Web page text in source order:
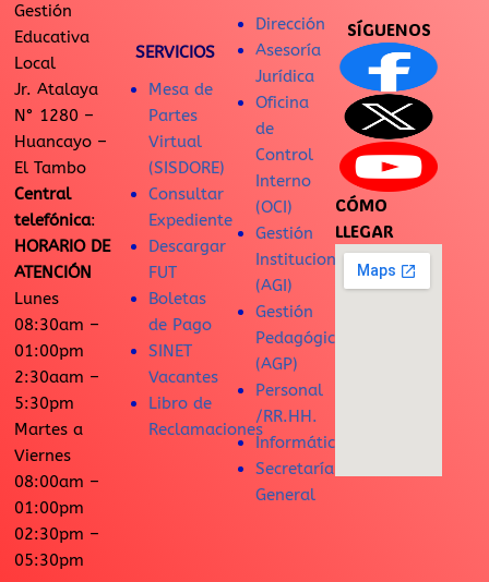
Gestión
Educativa
Local
Jr. Atalaya
N° 1280 –
Huancayo –
El Tambo
Central
telefónica:
HORARIO DE
ATENCIÓN
Lunes
08:30am –
01:00pm
2:30aam –
5:30pm
Martes a
Viernes
08:00am –
01:00pm
02:30pm –
05:30pm
SERVICIOS
Mesa de
Partes
Virtual
(SISDORE)
Consultar
Expediente
Descargar
FUT
Boletas
de Pago
SINET
Vacantes
Libro de
Reclamaciones
Dirección
Asesoría
Jurídica
Oficina
de
Control
Interno
(OCI)
Gestión
Institucional
(AGI)
Gestión
Pedagógica
(AGP)
Personal
/RR.HH.
Informática
Secretaría
General
SÍGUENOS
CÓMO
LLEGAR